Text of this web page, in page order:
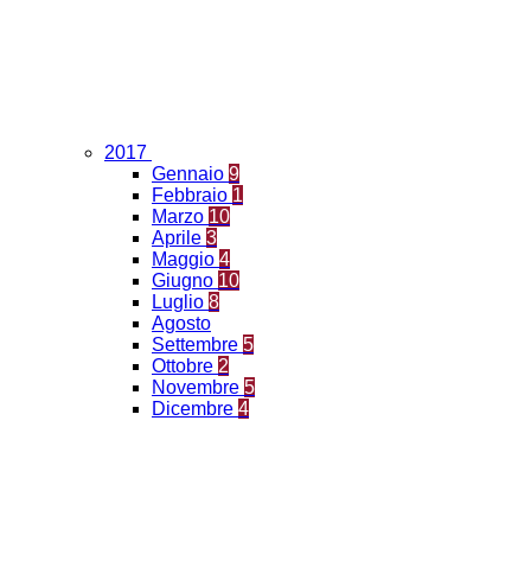
2017
Gennaio 9
Febbraio 1
Marzo 10
Aprile 3
Maggio 4
Giugno 10
Luglio 8
Agosto
Settembre 5
Ottobre 2
Novembre 5
Dicembre 4